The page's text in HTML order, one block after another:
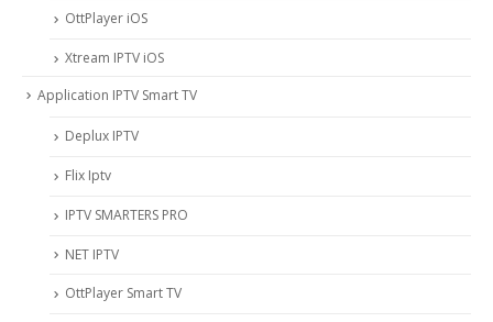
OttPlayer iOS
Xtream IPTV iOS
Application IPTV Smart TV
Deplux IPTV
Flix Iptv
IPTV SMARTERS PRO
NET IPTV
OttPlayer Smart TV